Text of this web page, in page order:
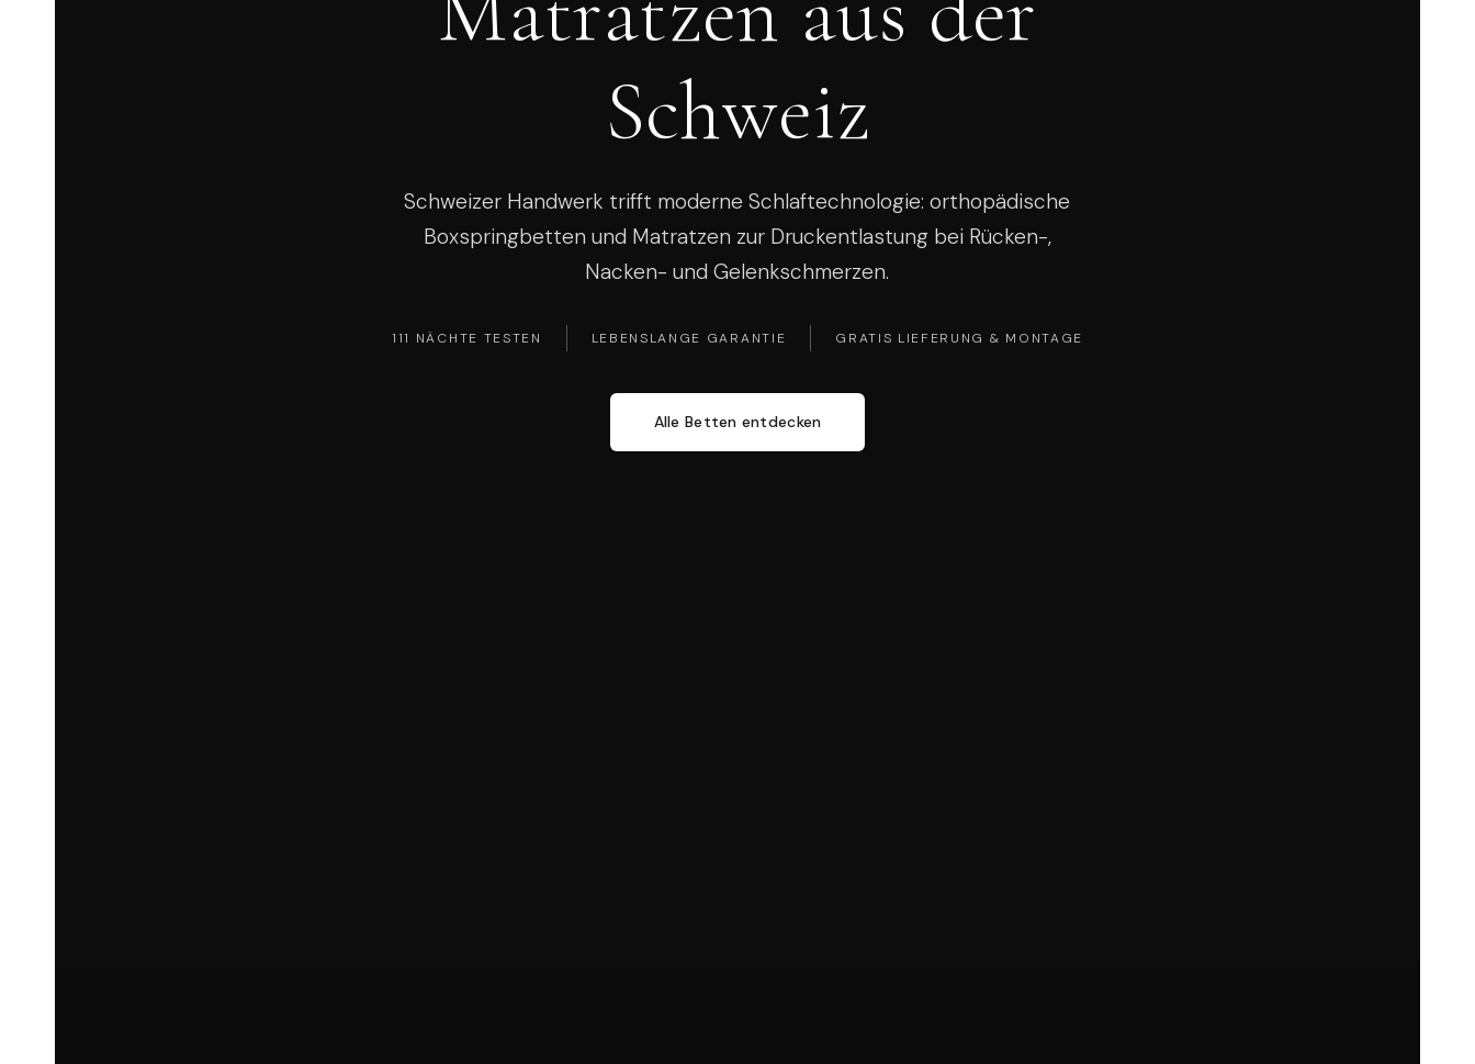
Schweiz
Schweizer Handwerk trifft moderne Schlaftechnologie: orthopädische
Boxspringbetten und Matratzen zur Druckentlastung bei Rücken-,
Nacken- und Gelenkschmerzen.
111 NÄCHTE TESTEN LEBENSLANGE GARANTIE GRATIS LIEFERUNG & MONTAGE
Alle Betten entdecken